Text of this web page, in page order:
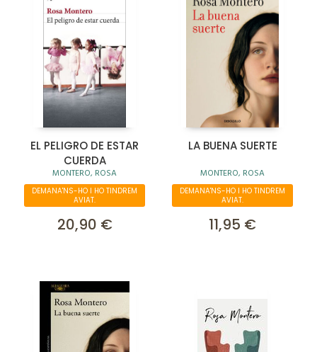
EL PELIGRO DE ESTAR
CUERDA
MONTERO, ROSA
DEMANA'NS-HO I HO TINDREM
AVIAT.
20,90 €
LA BUENA SUERTE
MONTERO, ROSA
DEMANA'NS-HO I HO TINDREM
AVIAT.
11,95 €